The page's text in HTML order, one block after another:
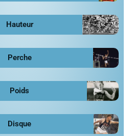
Hauteur
Perche
Poids
Disque